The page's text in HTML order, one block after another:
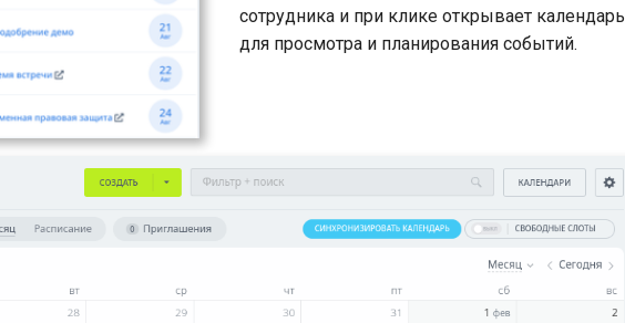
сотрудника и при клике открывает календарь
для просмотра и планирования событий.